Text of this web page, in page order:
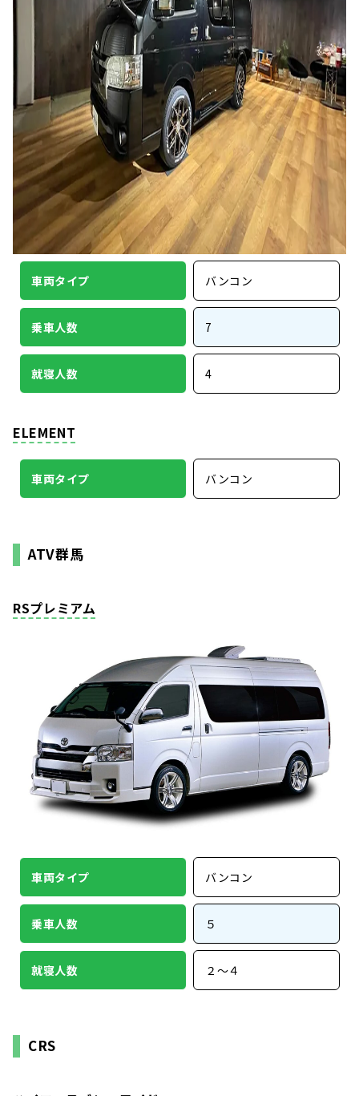
車両タイプ バンコン
乗車人数 7
就寝人数 4
ELEMENT
車両タイプ バンコン
ATV群馬
RSプレミアム
車両タイプ バンコン
乗車人数 ５
就寝人数 ２〜４
CRS